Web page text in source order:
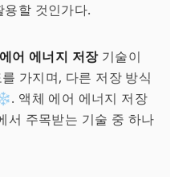
할 것인가다.
어 에너지 저장기술이
가지며, 다른 저장 방식
액체 에어 에너지 저장
서 주목받는 기술 중 하나